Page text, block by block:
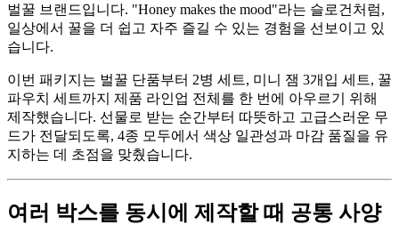
벌꿀 브랜드입니다. "Honey makes the mood"라는 슬로건처럼,
일상에서 꿀을 더 쉽고 자주 즐길 수 있는 경험을 선보이고 있
습니다.
이번 패키지는 벌꿀 단품부터 2병 세트, 미니 잼 3개입 세트, 꿀
파우치 세트까지 제품 라인업 전체를 한 번에 아우르기 위해
제작했습니다. 선물로 받는 순간부터 따뜻하고 고급스러운 무
드가 전달되도록, 4종 모두에서 색상 일관성과 마감 품질을 유
지하는 데 초점을 맞췄습니다.
여러 박스를 동시에 제작할 때 공통 사양